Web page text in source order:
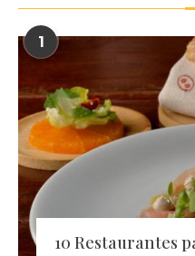
1
10 Restaurantes